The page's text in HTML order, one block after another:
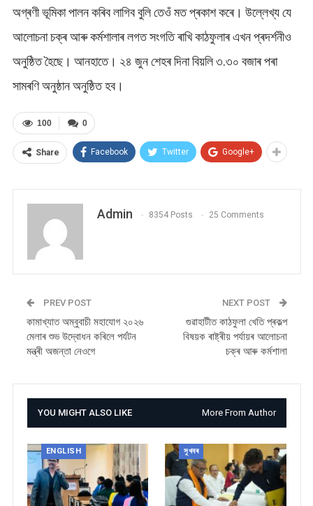
অগ্ৰণী ভূমিকা পালন কৰিব লাগিব বুলি তেওঁ মত প্ৰকাশ কৰে। উল্লেখ্য যে
আলোচনা চক্ৰ আৰু কৰ্মশালাৰ লগত সংগতি ৰাখি কাঠফুলাৰ এখন প্ৰদৰ্শনীও
অনুষ্ঠিত হৈছে। আনহাতে। ২৪ জুন শেহৰ দিনা বিয়লি ৩.৩০ বজাৰ পৰা
সামৰণি অনুষ্ঠান অনুষ্ঠিত হব।
0
100
Share Facebook Twitter Google+
Admin 8354 Posts 25 Comments
PREV POST
কামাখ্যাত অম্বুবাচী মহাযোগ ২০২৬
মেলাৰ শুভ উদ্বোধন কৰিলে পৰ্যটন
মন্ত্ৰী অজন্তা নেওগে
NEXT POST
গুৱাহাটীত কাঠফুলা খেতি প্ৰকল্প
বিষয়ক ৰাষ্ট্ৰীয় পৰ্যায়ৰ আলোচনা
চক্ৰ আৰু কৰ্মশালা
YOU MIGHT ALSO LIKE More From Author
ENGLISH সুখবৰ